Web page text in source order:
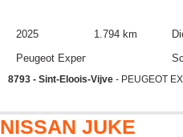
2025 1.794 km
Peugeot Expert
8793 - Sint-Eloois-Vijve - PEUGEOT
NISSAN JUKE